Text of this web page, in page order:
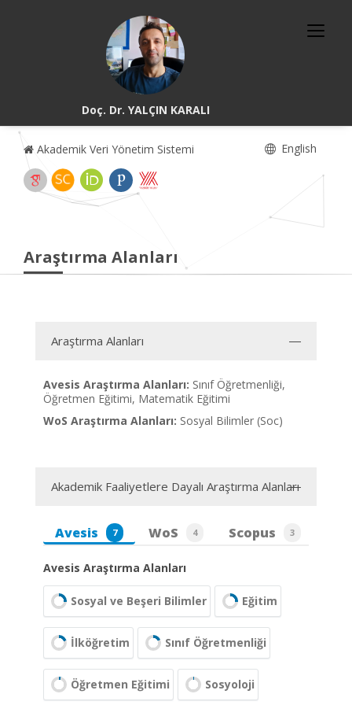
Doç. Dr. YALÇIN KARALI
Akademik Veri Yönetim Sistemi English
Araştırma Alanları
Araştırma Alanları
Avesis Araştırma Alanları: Sınıf Öğretmenliği,
Öğretmen Eğitimi, Matematik Eğitimi
WoS Araştırma Alanları: Sosyal Bilimler (Soc)
Akademik Faaliyetlere Dayalı Araştırma Alanları
Avesis 7 WoS 4 Scopus 3
Avesis Araştırma Alanları
Sosyal ve Beşeri Bilimler Eğitim
İlköğretim Sınıf Öğretmenliği
Öğretmen Eğitimi Sosyoloji